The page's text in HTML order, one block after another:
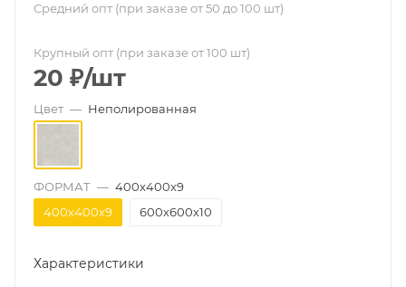
Средний опт (при заказе от 50 до 100 шт)
Крупный опт (при заказе от 100 шт)
20 ₽/шт
Цвет — Неполированная
ФОРМАТ — 400х400х9
400х400х9
600х600х10
Характеристики